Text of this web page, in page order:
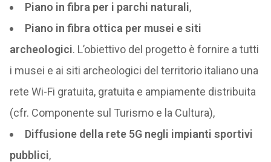
Piano in fibra per i parchi naturali,
Piano in fibra ottica per musei e siti
archeologici. L’obiettivo del progetto è fornire a tutti
i musei e ai siti archeologici del territorio italiano una
rete Wi-Fi gratuita, gratuita e ampiamente distribuita
(cfr. Componente sul Turismo e la Cultura),
Diffusione della rete 5G negli impianti sportivi
pubblici,